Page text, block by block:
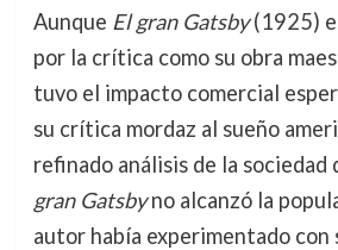
Aunque El gran Gatsby(1925)
por la crítica como su obra
tuvo el impacto comercial
su crítica mordaz al sueño
refinado análisis de la sociedad
gran Gatsbyno alcanzó la
autor había experimentado con